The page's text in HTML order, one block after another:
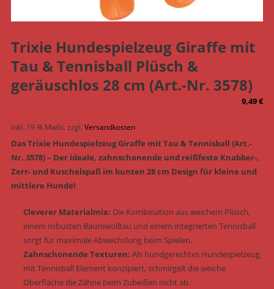
Trixie Hundespielzeug Giraffe mit
Tau & Tennisball Plüsch &
geräuschlos 28 cm (Art.-Nr. 3578)
9,49€
inkl. 19 % MwSt. zzgl. Versandkosten
Das Trixie Hundespielzeug Giraffe mit Tau & Tennisball (Art.-
Nr. 3578) – Der ideale, zahnschonende und reißfeste Knabber-,
Zerr- und Kuschelspaß im bunten 28 cm Design für kleine und
mittlere Hunde!
Cleverer Materialmix: Die Kombination aus weichem Plüsch,
einem robusten Baumwolltau und einem integrierten Tennisball
sorgt für maximale Abwechslung beim Spielen.
Zahnschonende Texturen: Als hundgerechtes Hundespielzeug
mit Tennisball Element konzipiert, schmirgelt die weiche
Oberfläche die Zähne beim Zubeißen nicht ab.